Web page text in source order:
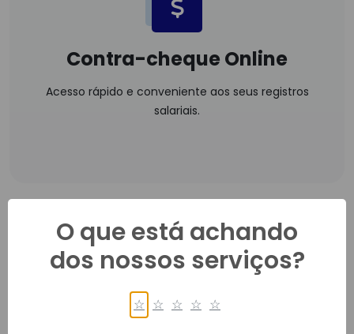
Contra-cheque Online
Acesso rápido e conveniente aos seus registros
salariais.
O que está achando
dos nossos serviços?
☆ ☆ ☆ ☆ ☆